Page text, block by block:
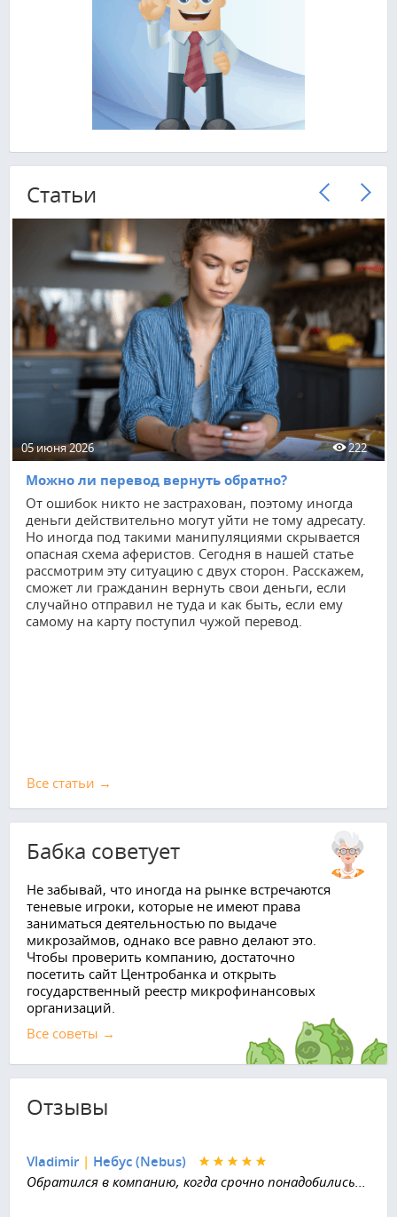
Cтатьи
05 июня 2026 222
Можно ли перевод вернуть обратно?
От ошибок никто не застрахован, поэтому иногда
деньги действительно могут уйти не тому адресату.
Но иногда под такими манипуляциями скрывается
опасная схема аферистов. Сегодня в нашей статье
рассмотрим эту ситуацию с двух сторон. Расскажем,
сможет ли гражданин вернуть свои деньги, если
случайно отправил не туда и как быть, если ему
самому на карту поступил чужой перевод.
Все cтатьи →
Бабка советует
Не забывай, что иногда на рынке встречаются
теневые игроки, которые не имеют права
заниматься деятельностью по выдаче
микрозаймов, однако все равно делают это.
Чтобы проверить компанию, достаточно
посетить сайт Центробанка и открыть
государственный реестр микрофинансовых
организаций.
Все советы →
Отзывы
Vladimir | Небус (Nebus)
Обратился в компанию, когда срочно понадобились...